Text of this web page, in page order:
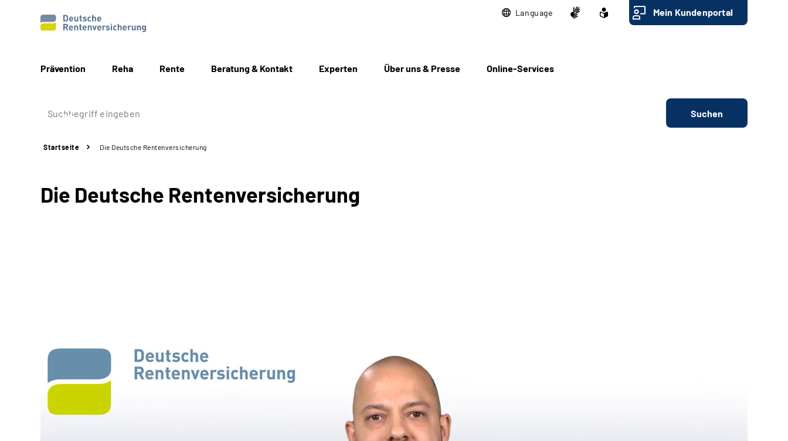
Language Mein Kundenportal
Prävention Reha Rente Beratung & Kontakt Experten Über uns & Presse Online-Services
Suchen
Startseite Die Deutsche Rentenversicherung
Die Deutsche Rentenversicherung